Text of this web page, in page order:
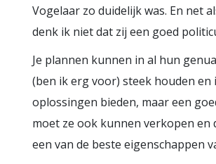
Vogelaar zo duidelijk was. En net
denk ik niet dat zij een goed
Je plannen kunnen in al hun
(ben ik erg voor) steek houden en
oplossingen bieden, maar een
moet ze ook kunnen verkopen en
een van de beste eigenschappen